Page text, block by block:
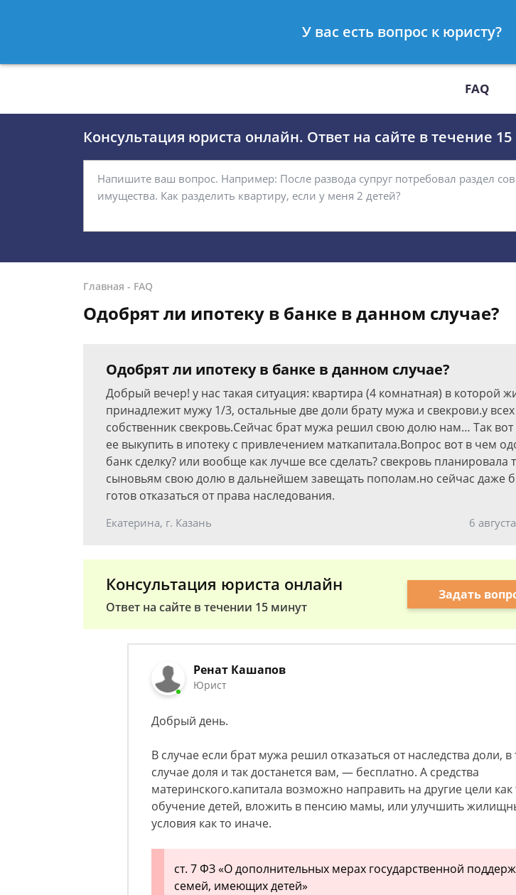
8 812 509-27-47
FAQ
Консультация юриста онлайн. Ответ на сайте в течение
Главная - FAQ
Одобрят ли ипотеку в банке в данном случае?
Одобрят ли ипотеку в банке в данном случае?
Добрый вечер! у нас такая ситуация: квартира (4 комнатная) в которой
принадлежит мужу 1/3, остальные две доли брату мужа и свекрови.у
собственник свекровь.Сейчас брат мужа решил свою долю нам… Так
ее выкупить в ипотеку с привлечением маткапитала.Вопрос вот в чем
банк сделку? или вообще как лучше все сделать? свекровь планировала
сыновьям свою долю в дальнейшем завещать пополам.но сейчас даже
готов отказаться от права наследования.
Екатерина, г. Казань 6
Консультация юриста онлайн
Ответ на сайте в течении 15 минут
Задать
Ренат Кашапов
Юрист
Добрый день.
В случае если брат мужа решил отказаться от наследства доли, в
случае доля и так достанется вам, — бесплатно. А средства
материнского.капитала возможно направить на другие цели как
обучение детей, вложить в пенсию мамы, или улучшить
условия как то иначе.
ст. 7 ФЗ «О дополнительных мерах государственной
семей, имеющих детей»
У вас есть вопрос к юристу?